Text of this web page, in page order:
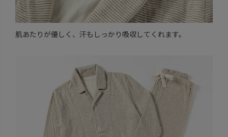
肌あたりが優しく、汗もしっかり吸収してくれます。